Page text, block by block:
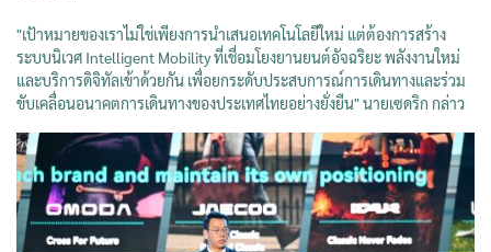
"เป้าหมายของเราไม่ใช่เพียงการนำเสนอเทคโนโลยีใหม่ แต่ต้องการสร้าง
ระบบนิเวศ Intelligent Mobility ที่เชื่อมโยงยานยนต์อัจฉริยะ พลังงานใหม่
และบริการดิจิทัลเข้าด้วยกัน เพื่อยกระดับประสบการณ์การเดินทางและร่วม
ขับเคลื่อนอนาคตการเดินทางของประเทศไทยอย่างยั่งยืน" นายเซดริก กล่าว